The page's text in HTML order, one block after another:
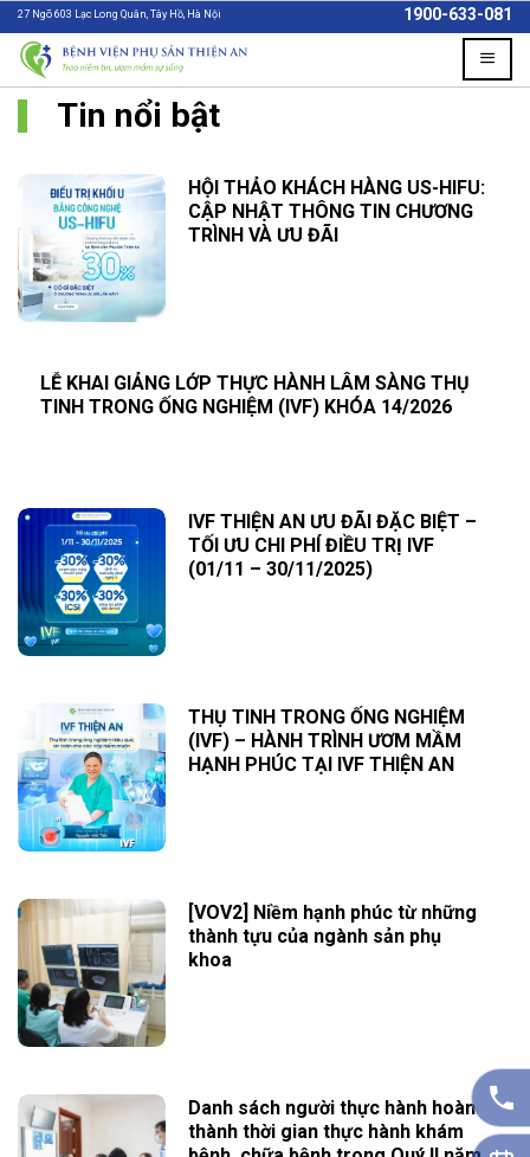
Skip
content
27 Ngõ 603 Lạc Long Quân, Tây Hồ, Hà Nội 1900-633-081
Tin nổi bật
HỘI THẢO KHÁCH HÀNG US-HIFU:
CẬP NHẬT THÔNG TIN CHƯƠNG
TRÌNH VÀ ƯU ĐÃI
LỄ KHAI GIẢNG LỚP THỰC HÀNH LÂM SÀNG THỤ
TINH TRONG ỐNG NGHIỆM (IVF) KHÓA 14/2026
IVF THIỆN AN ƯU ĐÃI ĐẶC BIỆT –
TỐI ƯU CHI PHÍ ĐIỀU TRỊ IVF
(01/11 – 30/11/2025)
THỤ TINH TRONG ỐNG NGHIỆM
(IVF) – HÀNH TRÌNH ƯƠM MẦM
HẠNH PHÚC TẠI IVF THIỆN AN
[VOV2] Niềm hạnh phúc từ những
thành tựu của ngành sản phụ
khoa
Danh sách người thực hành hoàn
thành thời gian thực hành khám